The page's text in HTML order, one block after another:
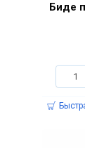
Биде